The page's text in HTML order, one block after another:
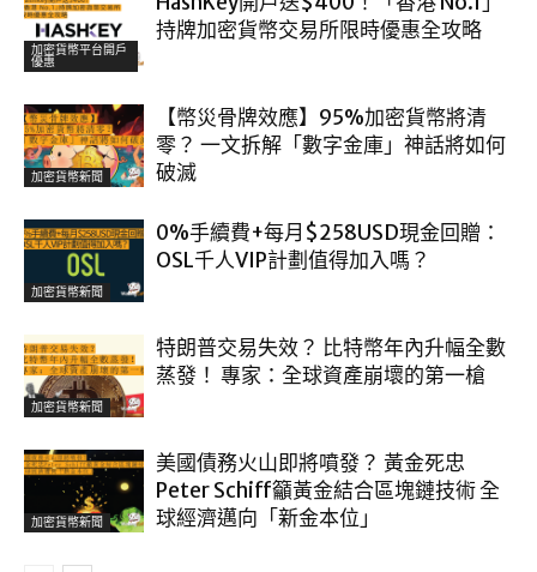
加密貨幣平台開戶
優惠
持牌加密貨幣交易所限時優惠全攻略
加密貨幣新聞
【幣災骨牌效應】95%加密貨幣將清
零？ 一文拆解「數字金庫」神話將如何
破滅
加密貨幣新聞
0%手續費+每月$258USD現金回贈：
OSL千人VIP計劃值得加入嗎？
加密貨幣新聞
特朗普交易失效？ 比特幣年內升幅全數
蒸發！ 專家：全球資產崩壞的第一槍
加密貨幣新聞
美國債務火山即將噴發？ 黃金死忠
Peter Schiff籲黃金結合區塊鏈技術 全
球經濟邁向「新金本位」